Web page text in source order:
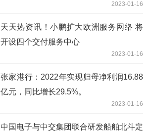
2023-01-16
天天热资讯！小鹏扩大欧洲服务网络 将
开设四个交付服务中心
2023-01-16
张家港行：2022年实现归母净利润16.88
亿元，同比增长29.5%。
2023-01-16
中国电子与中交集团联合研发船舶北斗定